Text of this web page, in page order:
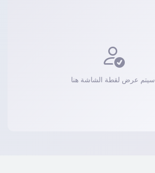
سيتم عرض لقطة الشاشة هنا